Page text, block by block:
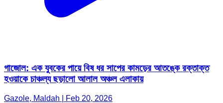
গাজোল: এক যুবকের পায়ে বিষ ধর সাপের কামড়ের আতঙ্কে রক্তাক্ত
হওয়াকে চাঞ্চল্য ছড়ালো আলাল অঞ্চল এলাকায়
Gazole, Maldah | Feb 20, 2026